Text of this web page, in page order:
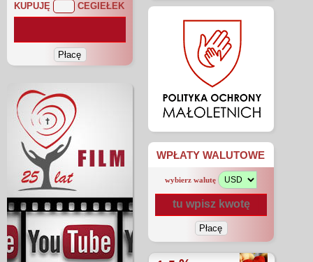
KUPUJĘ CEGIEŁEK
WPŁATY WALUTOWE
wybierz walutę